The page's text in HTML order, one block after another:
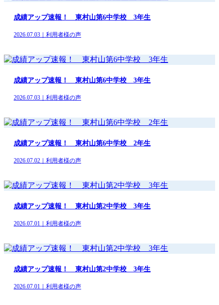
成績アップ速報！ 東村山第6中学校 3年生
2026.07.03｜利用者様の声
成績アップ速報！ 東村山第6中学校 3年生
2026.07.03｜利用者様の声
成績アップ速報！ 東村山第6中学校 2年生
2026.07.02｜利用者様の声
成績アップ速報！ 東村山第2中学校 3年生
2026.07.01｜利用者様の声
成績アップ速報！ 東村山第2中学校 3年生
2026.07.01｜利用者様の声